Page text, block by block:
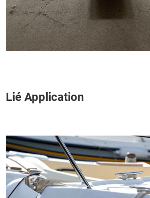
Lié Application